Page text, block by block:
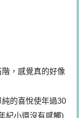
，感覺真的好像
的喜悅使年過30
紀小還沒有感觸)